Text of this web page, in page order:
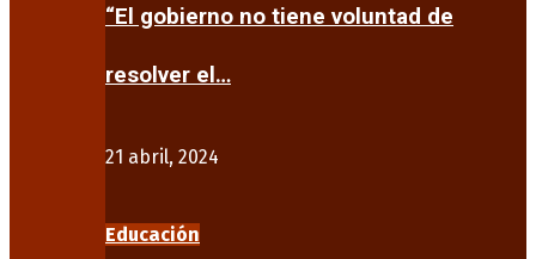
“El gobierno no tiene voluntad de
resolver el…
21 abril, 2024
Educación